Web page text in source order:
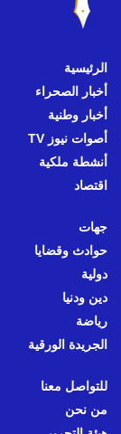
الرئيسية
أخبار الصحراء
أخبار وطنية
أصوات نيوز TV
أنشطة ملكية
اقتصاد
جهات
حوادث وقضايا
دولية
دين ودنيا
رياضة
الجريدة الورقية
للتواصل معنا
من نحن